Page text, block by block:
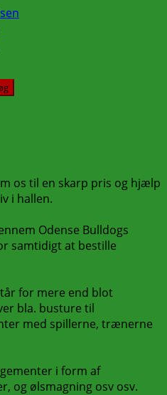
os til en skarp pris og hjælp
i hallen.
Odense Bulldogs
samtidigt at bestille
for mere end blot
bla. busture til
med spillerne, trænerne
i form af
og ølsmagning osv osv.